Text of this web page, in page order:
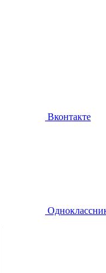
Вконтакте